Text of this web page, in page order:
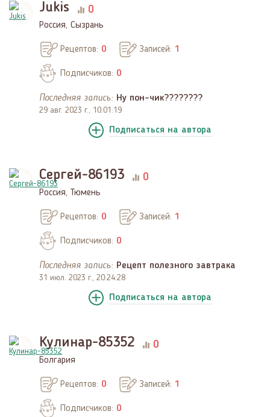
Jukis 0
Россия, Сызрань
Рецептов: 0 Записей: 1
Подписчиков: 0
Последняя запись: Ну пон-чик????????
29 авг. 2023 г., 10:01:19
Подписаться на автора
Сергей-86193 0
Россия, Тюмень
Рецептов: 0 Записей: 1
Подписчиков: 0
Последняя запись: Рецепт полезного завтрака
31 июл. 2023 г., 20:24:28
Подписаться на автора
Кулинар-85352 0
Болгария
Рецептов: 0 Записей: 1
Подписчиков: 0